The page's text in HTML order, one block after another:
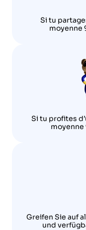
Si tu
moyenne
Si tu profites
moyenne
Greifen Sie auf
und